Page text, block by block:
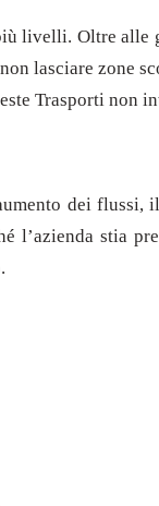
livelli. Oltre
lasciare zone
Trasporti non
dei
l’azienda stia